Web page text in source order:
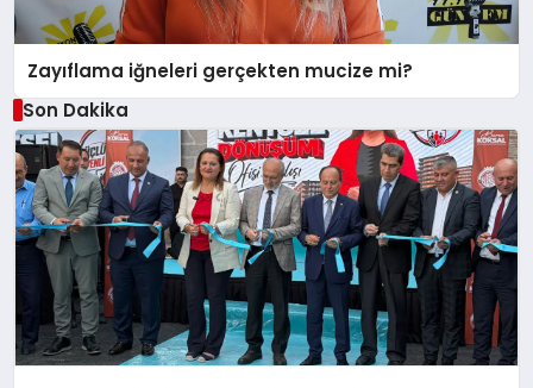
Zayıflama iğneleri gerçekten mucize mi?
Son Dakika